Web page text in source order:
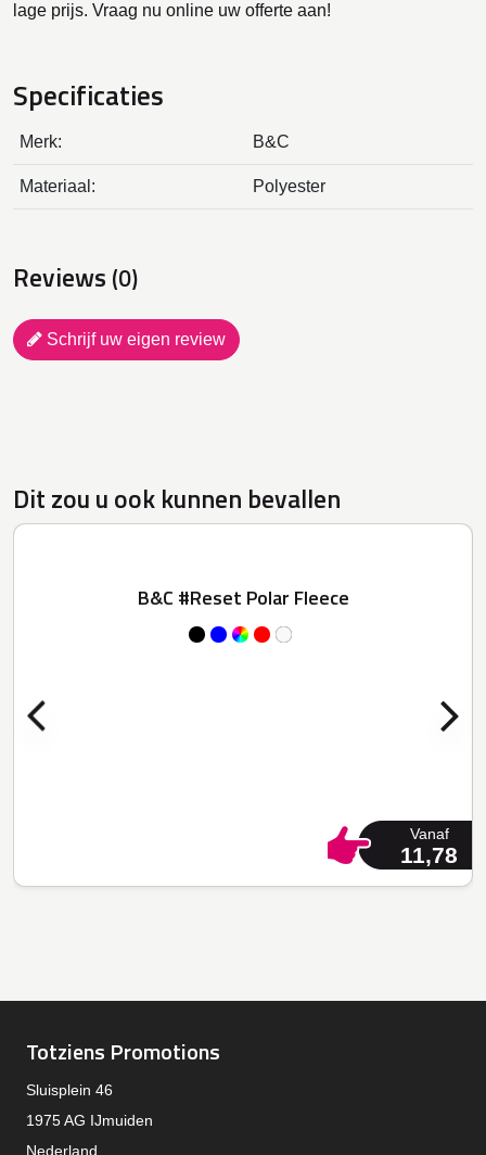
lage prijs. Vraag nu online uw offerte aan!
Specificaties
Merk: B&C
Materiaal: Polyester
Reviews (0)
Schrijf uw eigen review
Dit zou u ook kunnen bevallen
B&C #Reset Polar Fleece
Vanaf
11,78
Totziens Promotions
Sluisplein 46
1975 AG IJmuiden
Nederland